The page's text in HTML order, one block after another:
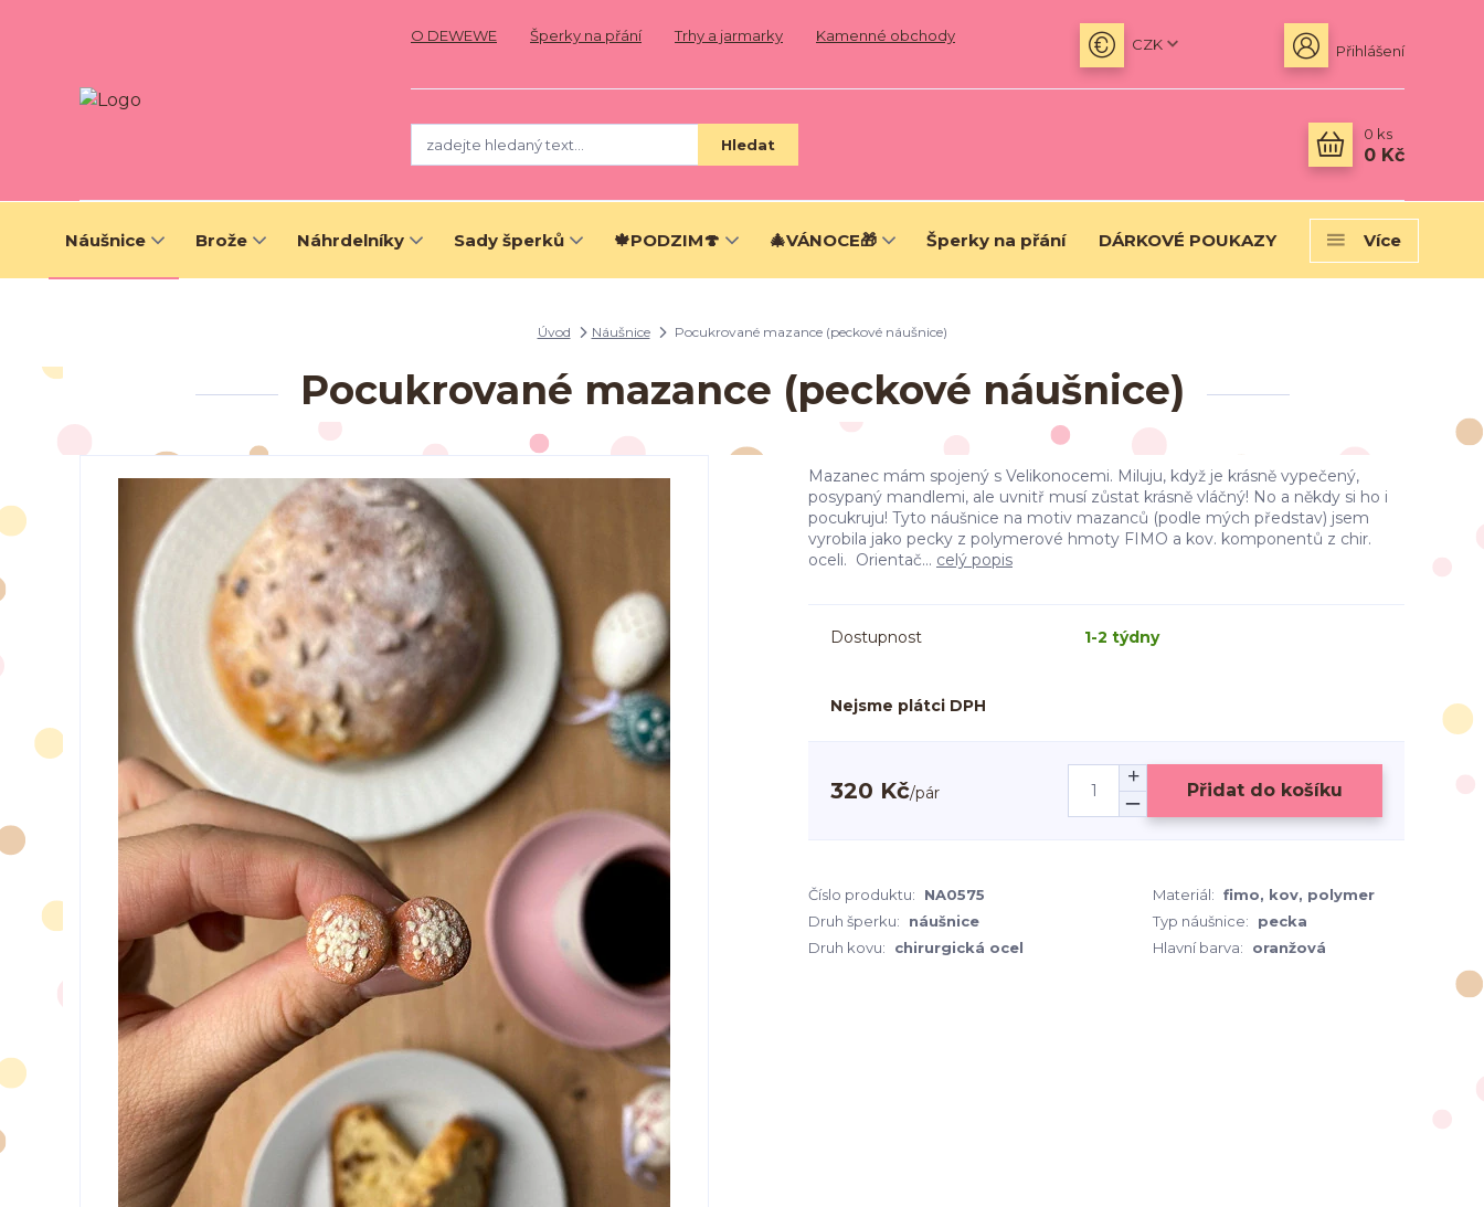
O DEWEWE Šperky na přání Trhy a jarmarky Kamenné obchody CZK Přihlášení
Hledat
0 ks
0 Kč
Náušnice Brože Náhrdelníky Sady šperků 🍁PODZIM🍄 🎄VÁNOCE🎁 Šperky na přání DÁRKOVÉ POUKAZY Více
Úvod Náušnice Pocukrované mazance (peckové náušnice)
Pocukrované mazance (peckové náušnice)
Mazanec mám spojený s Velikonocemi. Miluju, když je krásně vypečený,
posypaný mandlemi, ale uvnitř musí zůstat krásně vláčný! No a někdy si ho i
pocukruju! Tyto náušnice na motiv mazanců (podle mých představ) jsem
vyrobila jako pecky z polymerové hmoty FIMO a kov. komponentů z chir.
oceli. Orientač... celý popis
Dostupnost 1-2 týdny
Nejsme plátci DPH
320 Kč/pár Přidat do košíku
Číslo produktu: NA0575 Materiál: fimo, kov, polymer
Druh šperku:
náušnice Typ náušnice:
pecka
Druh kovu:
chirurgická ocel Hlavní barva: oranžová